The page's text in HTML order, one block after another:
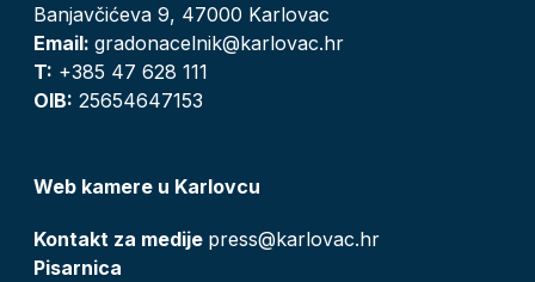
Banjavčićeva 9, 47000 Karlovac
Email: gradonacelnik@karlovac.hr
T: +385 47 628 111
OIB: 25654647153
Web kamere u Karlovcu
Kontakt za medije press@karlovac.hr
Pisarnica